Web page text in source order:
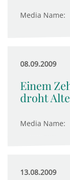
Media Name:
08.09.2009
Einem
droht
Media Name:
13.08.2009